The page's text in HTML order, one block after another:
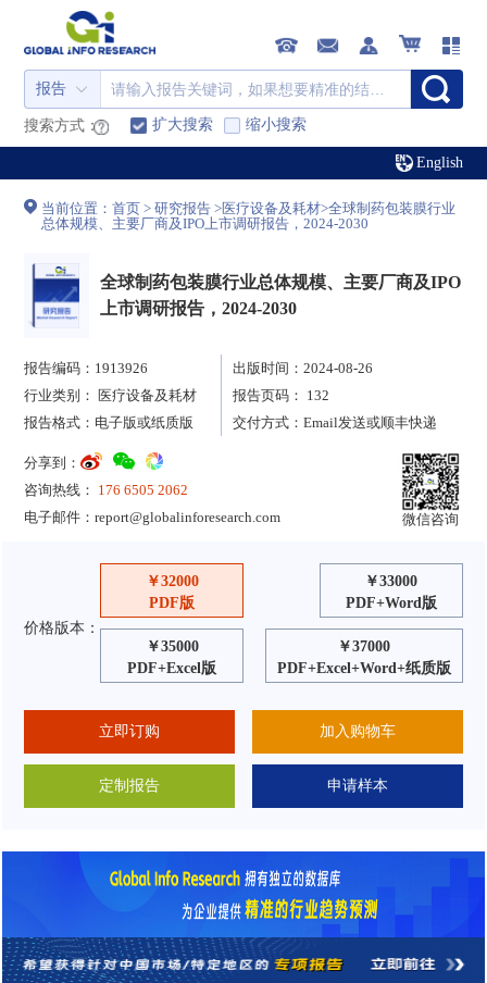
报告
搜索方式： 扩大搜索 缩小搜索
English
当前位置：首页> 研究报告>医疗设备及耗材>全球制药包装膜行业
总体规模、主要厂商及IPO上市调研报告，2024-2030
全球制药包装膜行业总体规模、主要厂商及IPO
上市调研报告，2024-2030
报告编码：1913926
出版时间：2024-08-26
行业类别： 医疗设备及耗材
报告页码： 132
报告格式：电子版或纸质版
交付方式：Email发送或顺丰快递
分享到：
咨询热线： 176 6505 2062
电子邮件：report@globalinforesearch.com 微信咨询
价格版本：
￥32000
PDF版
￥33000
PDF+Word版
￥35000
PDF+Excel版
￥37000
PDF+Excel+Word+纸质版
立即订购 加入购物车
定制报告 申请样本